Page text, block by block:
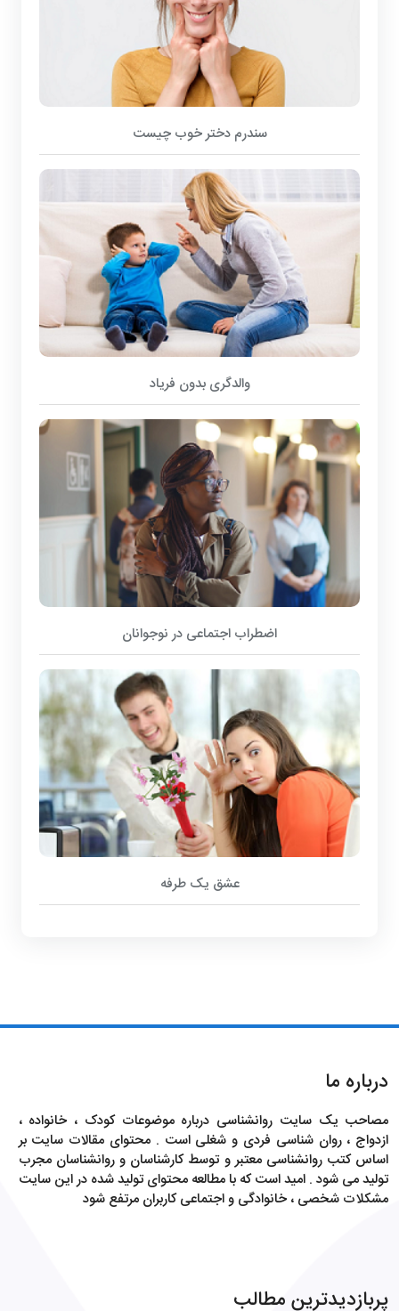
سندرم دختر خوب چیست
والدگری بدون فریاد
اضطراب اجتماعی در نوجوانان
عشق یک طرفه
درباره ما
مصاحب یک سایت روانشناسی درباره موضوعات کودک ، خانواده ،
ازدواج ، روان شناسی فردی و شغلی است . محتوای مقالات سایت بر
اساس کتب روانشناسی معتبر و توسط کارشناسان و روانشناسان مجرب
تولید می شود . امید است که با مطالعه محتوای تولید شده در این سایت
مشکلات شخصی ، خانوادگی و اجتماعی کاربران مرتفع شود
پربازدیدترین مطالب